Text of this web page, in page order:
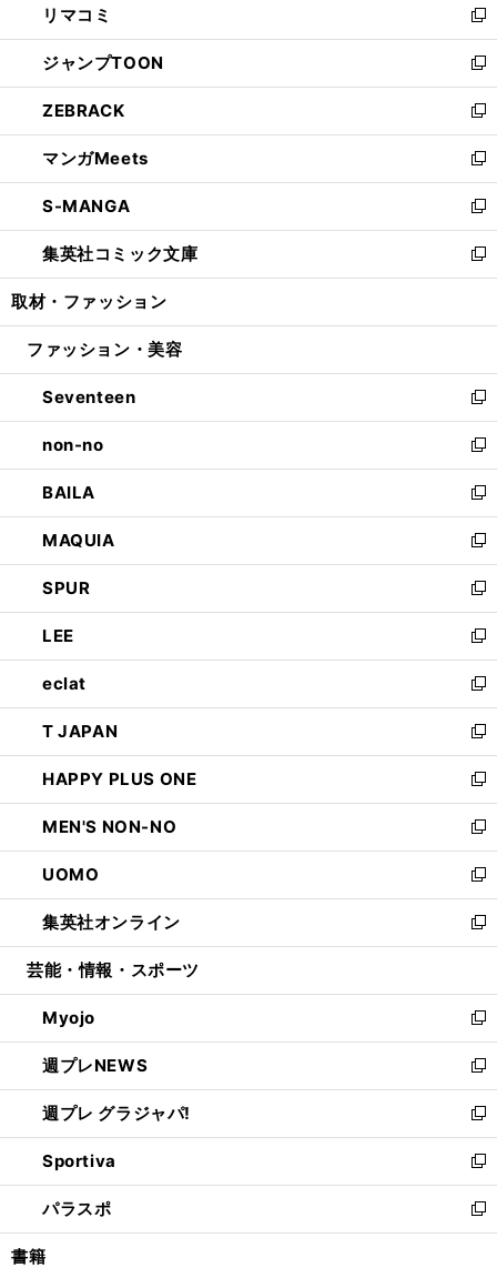
で
開
く
ド
ウ
で
開
く
ィ
ン
ド
ウ
で
開
く
い
ウ
ィ
ン
ド
ウ
で
開
く
リマコミ
新
し
い
ウ
ィ
ン
ド
ウ
で
開
く
ジャンプTOON
新
し
い
ウ
ィ
ン
ド
ウ
で
開
ZEBRACK
新
し
い
ウ
ィ
ン
ド
ウ
開
マンガMeets
新
し
い
ウ
ィ
ン
ウ
開
く
S-MANGA
新
し
い
ウ
ン
ウ
で
開
く
集英社コミック文庫
新
し
ウ
ン
ド
ウ
で
開
く
取材・ファッション
ファッション・美容
Seventeen
新
し
い
ウ
ィ
ン
ド
ウ
で
開
く
non-no
新
し
い
ウ
ィ
ン
ド
ウ
で
開
く
BAILA
新
し
い
ウ
ィ
ン
ド
ウ
で
開
く
MAQUIA
新
し
い
ウ
ィ
ン
ド
ウ
で
開
く
SPUR
新
し
い
ウ
ィ
ン
ド
ウ
で
開
く
LEE
新
し
い
ウ
ィ
ン
ド
ウ
で
開
く
eclat
新
し
い
ウ
ィ
ン
ド
ウ
で
開
く
T JAPAN
新
し
い
ウ
ィ
ン
ド
ウ
で
開
HAPPY PLUS ONE
新
し
い
ウ
ィ
ン
ド
ウ
開
く
MEN'S NON-NO
新
し
い
ウ
ィ
ン
ウ
で
開
く
UOMO
新
し
い
ウ
ン
ド
ウ
で
開
く
集英社オンライン
新
し
ウ
ィ
ン
ド
ウ
で
開
く
芸能・情報・スポーツ
Myojo
新
し
い
ウ
ィ
ン
ド
ウ
で
開
週プレNEWS
新
し
い
ウ
ィ
ン
ド
ウ
週プレ グラジャパ!
新
し
い
ウ
ィ
ン
Sportiva
新
し
い
ウ
パラスポ
新
し
書籍